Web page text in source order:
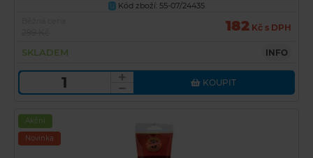
U
Kód zboží: 55-07/24435
182 Kč s DPH
SKLADEM INFO
KOUPIT
Akční
Novinka